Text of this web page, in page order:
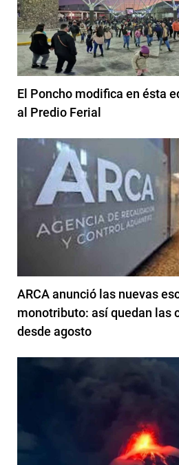
El Poncho modifica en ésta
al Predio Ferial
ARCA anunció las nuevas
monotributo: así quedan las
desde agosto